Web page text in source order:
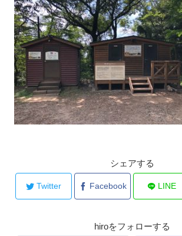
シェアする
Twitter Facebook LINE
hiroをフォローする